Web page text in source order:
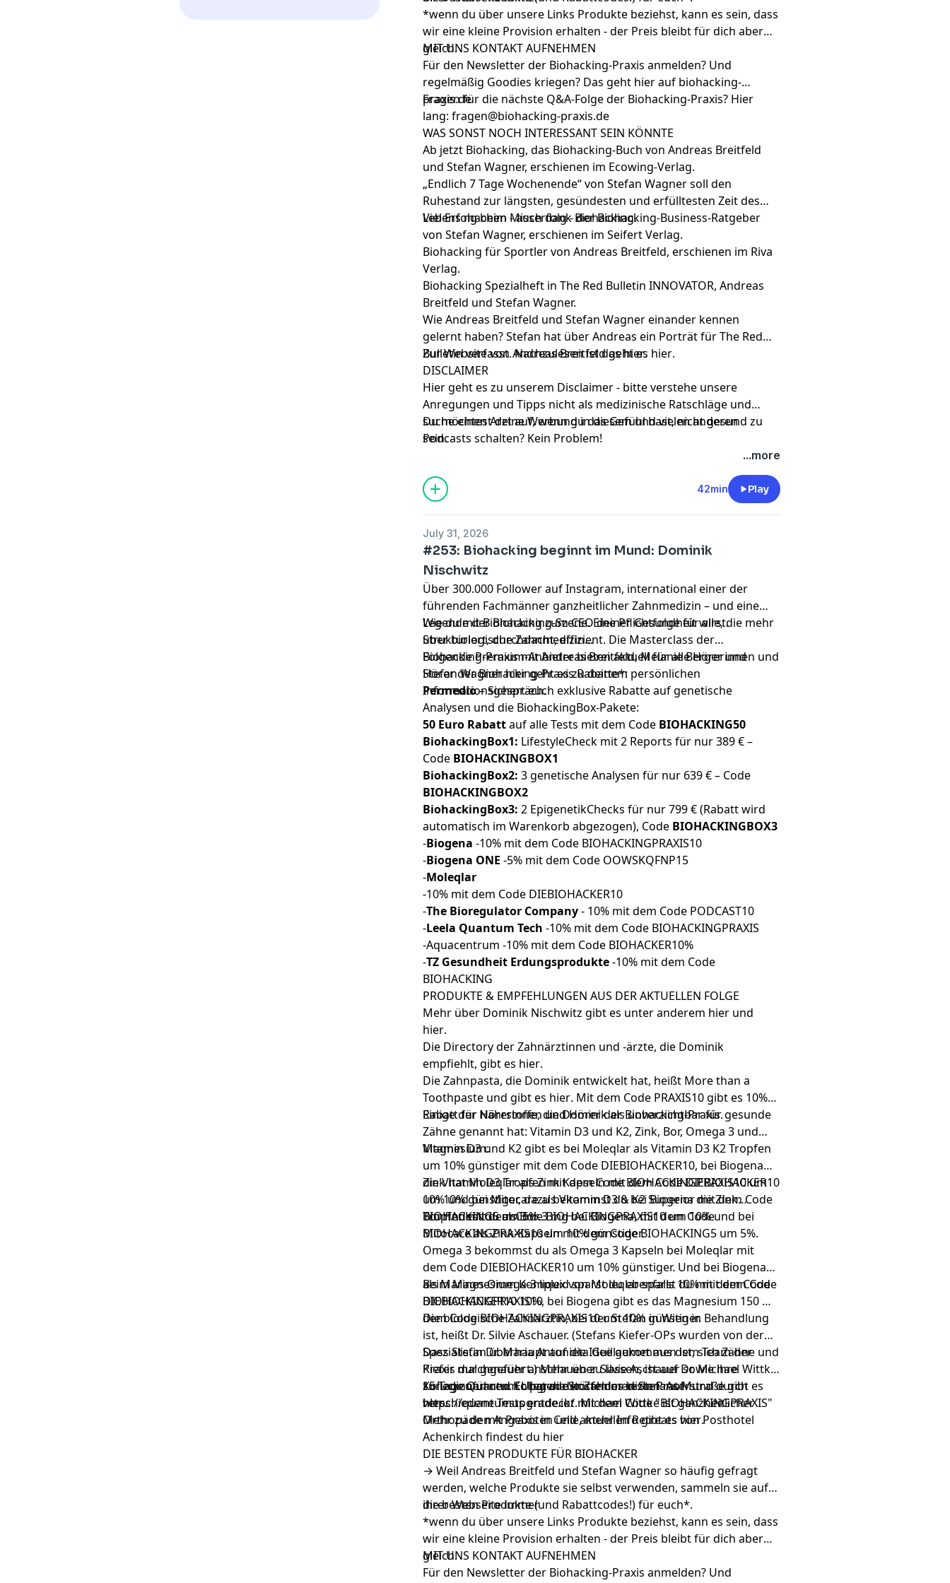
*wenn du über unsere Links Produkte beziehst, kann es sein, dass
wir eine kleine Provision erhalten - der Preis bleibt für dich aber
gleich.
MIT UNS KONTAKT AUFNEHMEN
Für den Newsletter der Biohacking-Praxis anmelden? Und
regelmäßig Goodies kriegen? Das geht hier auf biohacking-
praxis.de
Fragen für die nächste Q&A-Folge der Biohacking-Praxis? Hier
lang:fragen@biohacking-praxis.de
WAS SONST NOCH INTERESSANT SEIN KÖNNTE
Ab jetzt Biohacking, das Biohacking-Buch von Andreas Breitfeld
und Stefan Wagner, erschienen im Ecowing-Verlag.
„Endlich 7 Tage Wochenende“ von Stefan Wagner soll den
Ruhestand zur längsten, gesündesten und erfülltesten Zeit des
Lebens machen - auch dank Biohacking.
Viel Erfolg beim Misserfolg- der Biohacking-Business-Ratgeber
von Stefan Wagner, erschienen im Seifert Verlag.
Biohacking für Sportlervon Andreas Breitfeld, erschienen im Riva
Verlag.
Biohacking Spezialheft in The Red Bulletin INNOVATOR, Andreas
Breitfeld und Stefan Wagner.
Wie Andreas Breitfeld und Stefan Wagner einander kennen
gelernt haben? Stefan hat über Andreas ein Porträt für The Red
Bulletin verfasst. Nachzulesen ist dashier.
Zur Website von Andreas Breitfeld geht es hier.
DISCLAIMER
Hier geht es zu unserem Disclaimer- bitte verstehe unsere
Anregungen und Tipps nicht als medizinische Ratschläge und
suche einen Arzt auf, wenn du das Gefühl hast, nicht gesund zu
sein.
Du möchtest deine Werbung in diesem und vielen anderen
Podcasts schalten? Kein Problem!
klicke
Audiomarktplatz.de
- Geschichten, die bleiben - überall und
jederzeit!
...more
42min Play
July 31, 2026
#253: Biohacking beginnt im Mund: Dominik
Nischwitz
Über 300.000 Follower auf Instagram, international einer der
führenden Fachmänner ganzheitlicher Zahnmedizin – und eine
Legende der Biohacking-Szene. Eine Pflichtfolge für alle, die mehr
über biologische Zahnmedizin...
Wie du mit Biohacking zum CEO deiner Gesundheit wirst.
Strukturiert, durchdacht, effizient. Die Masterclass der
Biohacking-Praxis mit Andreas Breitfeld, Melanie Berger und
Stefan Wagnerhiergeht es zu deinem persönlichen
Informationsgespräch.
Folgende Premium-Anbieter bieten aktuell für alle Hörerinnen und
Hörer der Biohacking-Praxis Rabatte*:
Permedio– Sichert euch exklusive Rabatte auf genetische
Analysen und die BiohackingBox-Pakete:
50 Euro Rabattauf alle Tests mit dem Code BIOHACKING50
BiohackingBox1: LifestyleCheck mit 2 Reports für nur 389 € –
Code BIOHACKINGBOX1
BiohackingBox2: 3 genetische Analysen für nur 639 € – Code
BIOHACKINGBOX2
BiohackingBox3: 2 EpigenetikChecks für nur 799 € (Rabatt wird
automatisch im Warenkorb abgezogen), Code BIOHACKINGBOX3
-Biogena -10% mit dem Code BIOHACKINGPRAXIS10
-Biogena ONE -5% mit dem Code OOWSKQFNP15
-Moleqlar
-10% mit dem Code DIEBIOHACKER10
-The Bioregulator Company- 10% mit dem Code PODCAST10
-Leela Quantum Tech -10% mit dem Code BIOHACKINGPRAXIS
-Aquacentrum -10% mit dem Code BIOHACKER10%
-TZ Gesundheit Erdungsprodukte-10% mit dem Code
BIOHACKING
PRODUKTE & EMPFEHLUNGEN AUS DER AKTUELLEN FOLGE
Mehr über Dominik Nischwitz gibt es unter anderem hier und
hier.
Die Directory der Zahnärztinnen und -ärzte, die Dominik
empfiehlt, gibt es hier.
Die Zahnpasta, die Dominik entwickelt hat, heißt More than a
Toothpaste und gibt es hier. Mit dem Code PRAXIS10 gibt es 10%
Rabatt für Hörerinnen und Hörer der Biohacking-Praxis.
Einige der Nährstoffe, die Dominik als unverzichtbar für gesunde
Zähne genannt hat: Vitamin D3 und K2, Zink, Bor, Omega 3 und
Magnesium:
Vitamin D3 und K2 gibt es bei Moleqlar alsVitamin D3 K2 Tropfen
um 10% günstiger mit dem Code DIEBIOHACKER10, bei Biogena
die Vitamin D3 Tropfenmit dem Code BIOHACKINGPRAXIS10 um
10% und bei Mitocare alsVitamin D3 & K2 Superiormit dem Code
BIOHACKING5 um 5%.
Zink hat Moleqlar alsZink Kapselnmit dem Code DIEBIOHACKER10
um 10% günstiger, dazu bekommst du beiBiogena die Zink
Tropfenmit dem Code BIOHACKINGPRAXIS10 um 10% und bei
Mitocare alsZink-Kapselnmit dem Code BIOHACKING5 um 5%.
Bor findest du alsBor 3 mgbei Biogena, mit dem Code
BIOHACKINGPRAXIS10 um 10% günstiger.
Omega 3 bekommst du als Omega 3 Kapseln bei Moleqlar mit
dem Code DIEBIOHACKER10 um 10% günstiger. Und bei Biogena
als Marines Omega-3 liquidsparst du ebenfalls 10% mit dem Code
BIOHACKINGPRAXIS10
BeimMagnesium Komplexvon Moleqlar sparst du mit dem Code
DIEBIOHACKER10 10%, bei Biogena gibt es das Magnesium 150 mit
dem Code BIOHACKINGPRAXIS10 um 10% günstiger.
Die biologische Zahnärztin, bei der Stefan in Wien in Behandlung
ist, heißt Dr. Silvie Aschauer. (Stefans Kiefer-OPs wurden von der
Spezialistin Dr. Maria Antonieta Guillaumet aus dem Team der
Praxis durchgeführt.) Mehr über Silvie Aschauer sowie ihre
Kolleginnen und Kollegen der Zahnmedizin Praterstraße gibt es
hier.
Dass Stefan überhaupt auf die Idee gekommen ist, sich Zähne und
Kiefer mal genauer anschauen zu lassen, ist auf Dr. Michael Wittke
zurückzuführen. Er hat die Störfelder in Stefans Mund durch
verschiedene Tests entdeckt. Michael Wittke ist ganzheitlicher
Orthopäde mit Praxis in Celle, mehr Info gibt eshier.
15 TageQuantum Upgradekostenlos testen: Auf
https://quantumupgrade.io/mit dem Code "BIOHACKINGPRAXIS"
Mehr zu den Angeboten und aktuellen Retreats von Posthotel
Achenkirch findest du hier
DIE BESTEN PRODUKTE FÜR BIOHACKER
→ Weil Andreas Breitfeld und Stefan Wagner so häufig gefragt
werden, welche Produkte sie selbst verwenden, sammeln sie auf
ihrer Webseite immer
die besten Produkte (und Rabattcodes!)für euch*.
*wenn du über unsere Links Produkte beziehst, kann es sein, dass
wir eine kleine Provision erhalten - der Preis bleibt für dich aber
gleich.
MIT UNS KONTAKT AUFNEHMEN
Für den Newsletter der Biohacking-Praxis anmelden? Und